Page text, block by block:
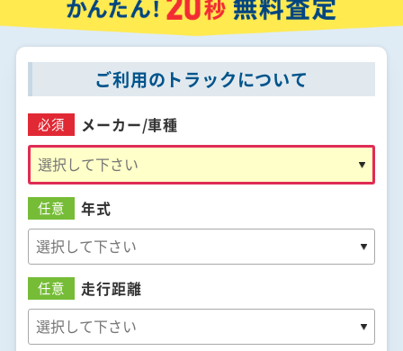
ご利用のトラックについて
必須 メーカー/車種
任意 年式
任意 走行距離